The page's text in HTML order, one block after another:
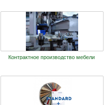
Контрактное производство мебели